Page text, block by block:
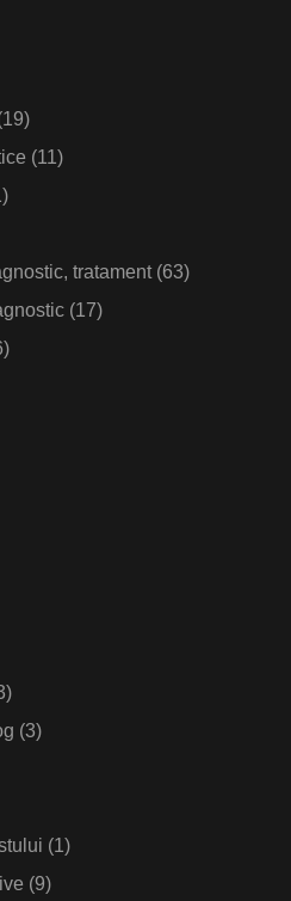
(11)
tratament(63)
(17)
(3)
(1)
(9)